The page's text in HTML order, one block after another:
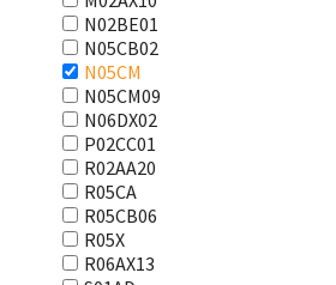
N02BE01
N05CB02
N05CM
N05CM09
N06DX02
P02CC01
R02AA20
R05CA
R05CB06
R05X
R06AX13